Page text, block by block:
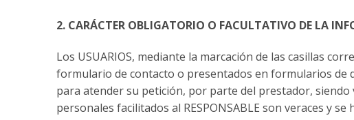
2. CARÁCTER OBLIGATORIO O FACULTATIVO DE LA
Los USUARIOS, mediante la marcación de las casillas
formulario de contacto o presentados en formularios de
para atender su petición, por parte del prestador,
personales facilitados al RESPONSABLE son veraces y